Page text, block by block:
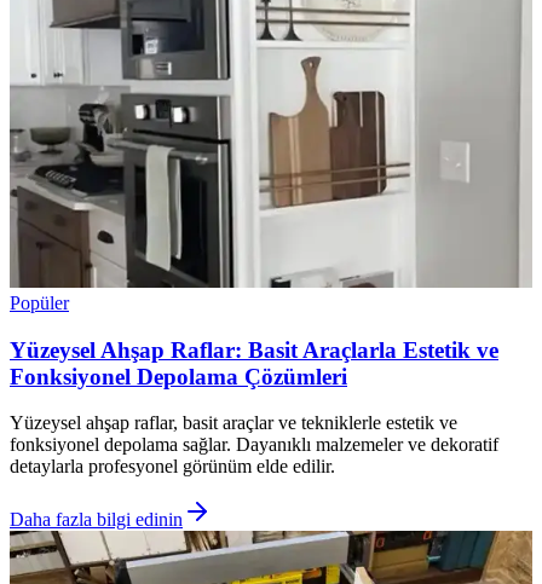
Popüler
Yüzeysel Ahşap Raflar: Basit Araçlarla Estetik ve
Fonksiyonel Depolama Çözümleri
Yüzeysel ahşap raflar, basit araçlar ve tekniklerle estetik ve
fonksiyonel depolama sağlar. Dayanıklı malzemeler ve dekoratif
detaylarla profesyonel görünüm elde edilir.
Daha fazla bilgi edinin